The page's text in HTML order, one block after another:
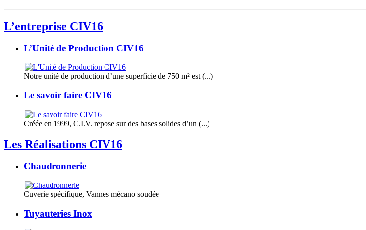
L’entreprise CIV16
L’Unité de Production CIV16
Notre unité de production d’une superficie de 750 m² est (...)
Le savoir faire CIV16
Créée en 1999, C.I.V. repose sur des bases solides d’un (...)
Les Réalisations CIV16
Chaudronnerie
Cuverie spécifique, Vannes mécano soudée
Tuyauteries Inox